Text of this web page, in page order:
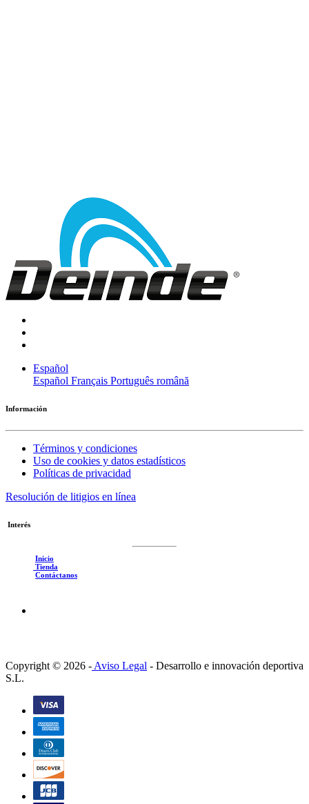
Español
Español Français Português română
Información
Términos y condiciones
Uso de cookies y datos estadísticos
Políticas de privacidad
Resolución de litigios en línea
Interés
Inicio
Tienda
Contáctanos
Copyright © 2026 - Aviso Legal - Desarrollo e innovación deportiva
S.L.